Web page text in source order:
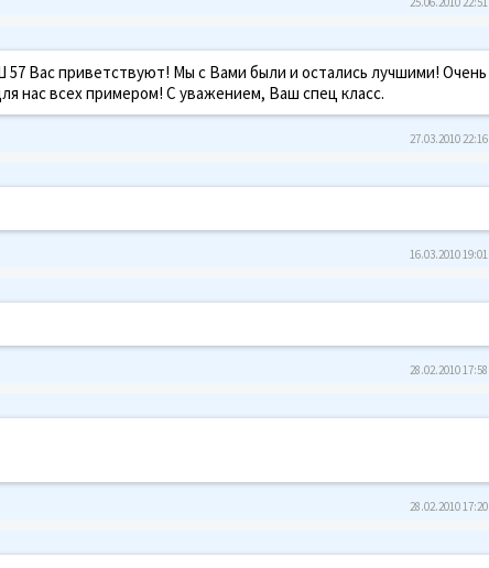
Вас приветствуют! Мы с Вами были и остались лучшими! Очень
нас всех примером! С уважением, Ваш спец класс.
27.03.2010 22:16
16.03.2010 19:01
28.02.2010 17:58
28.02.2010 17:20